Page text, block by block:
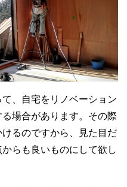
、自宅をリノベーション
場合があります。その際
るのですから、見た目だ
らも良いものにして欲し